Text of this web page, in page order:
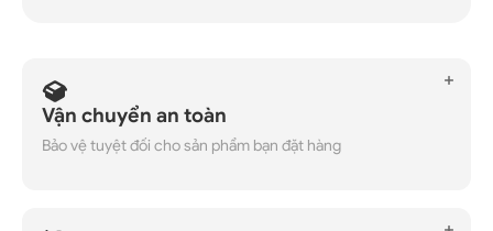
Vận chuyển an toàn
Bảo vệ tuyệt đối cho sản phẩm bạn đặt hàng